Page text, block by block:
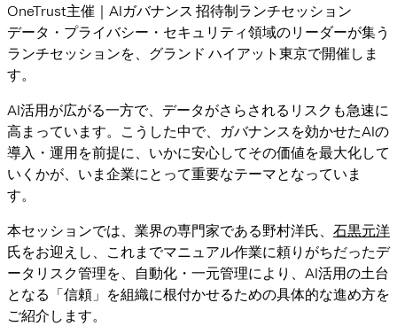
OneTrust主催｜AIガバナンス 招待制ランチセッション
データ・プライバシー・セキュリティ領域のリーダーが集う
ランチセッションを、グランド ハイアット東京で開催しま
す。
AI活用が広がる一方で、データがさらされるリスクも急速に
高まっています。こうした中で、ガバナンスを効かせたAIの
導入・運用を前提に、いかに安心してその価値を最大化して
いくかが、いま企業にとって重要なテーマとなっていま
す。
本セッションでは、業界の専門家である野村洋氏、 石黒元洋
氏をお迎えし、これまでマニュアル作業に頼りがちだったデ
ータリスク管理を、自動化・一元管理により、AI活用の土台
となる「信頼」を組織に根付かせるための具体的な進め方を
ご紹介します。